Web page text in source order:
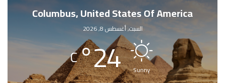
Columbus, United States Of America
السبت, أغسطس 8, 2026
Sunny
24
°
C